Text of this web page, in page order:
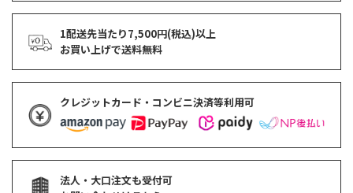
1配送先当たり7,500円(税込)以上
お買い上げで送料無料
クレジットカード・コンビニ決済等利用可
法人・大口注文も受付可